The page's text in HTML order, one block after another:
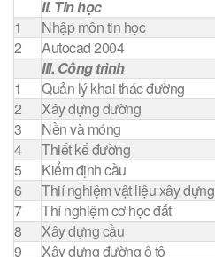
II. Tin học
1
Nhập môn tin học
2
Autocad 2004
III. Công trình
1
Quản lý khai thác đường
2
Xây dựng đường
3
Nền và móng
4
Thiết kế đường
5
Kiểm định cầu
6
Thií nghiệm vật liệu xây dựng
7
Thí nghiệm cơ học đất
8
Xây dựng cầu
9
Xây dựng đường ô tô